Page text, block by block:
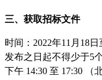
三、获取招标文件
时间： 2022年11月18
发布之日起不得少于5
下午 14:30 至 17:30 （